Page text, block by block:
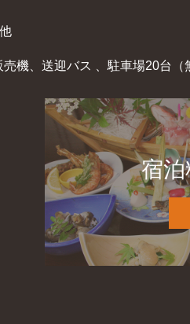
売機、送迎バス 、駐車場20台（
宿